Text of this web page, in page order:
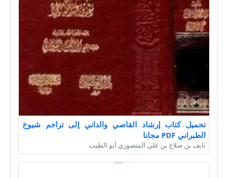
تحميل كتاب إرشاد القاصي والداني إلى تراجم شيوخ
الطبراني PDF مجانا
نايف بن صلاح بن علي المنصوري أبو الطيب